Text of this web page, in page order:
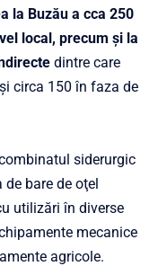
la Buzău a cca 250
local, precum și la
dintre care
circa 150 în faza de
siderurgic
bare de oţel
utilizări în diverse
mecanice
agricole.